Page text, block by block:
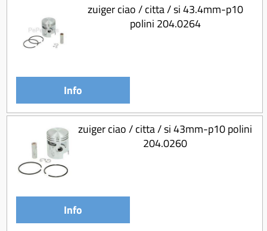
zuiger ciao / citta / si 43.4mm-p10
polini 204.0264
Info
zuiger ciao / citta / si 43mm-p10 polini
204.0260
Info